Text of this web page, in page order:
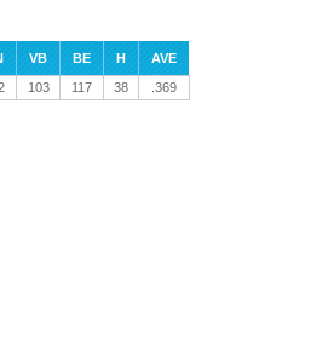
VB BE H
AVE
103 117 38 .369